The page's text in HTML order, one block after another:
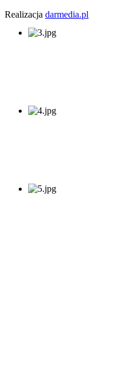
Realizacja darmedia.pl